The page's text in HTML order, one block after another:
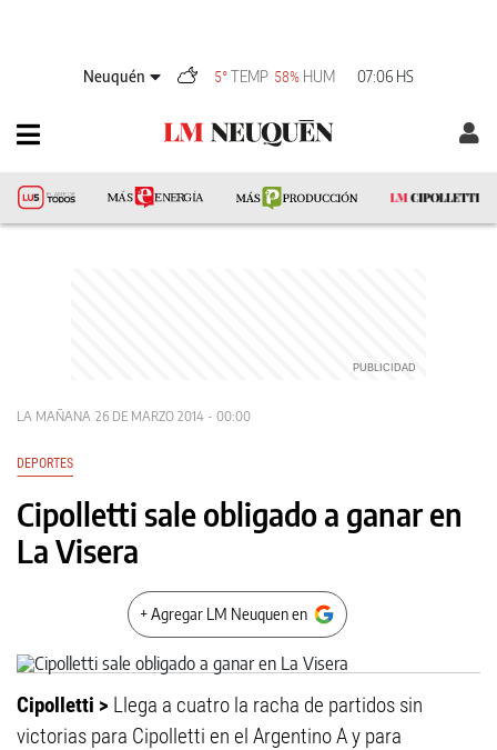
Neuquén 5° TEMP 58% HUM 07:06 HS
LA MAÑANA 26 DE MARZO 2014 - 00:00
DEPORTES
Cipolletti sale obligado a ganar en
La Visera
+ Agregar LM Neuquen en
Cipolletti > Llega a cuatro la racha de partidos sin
victorias para Cipolletti en el Argentino A y para